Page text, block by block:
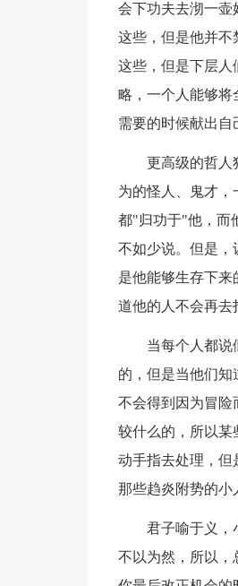
会下功夫去沏一壶
这些，但是他并不
这些，但是下层人
略，一个人能够将
需要的时候献出自
更高级的哲人独
为的怪人、鬼才
都"归功于"他，而
不如少说。但是，
是他能够生存下
道他的人不会再去
当每个人都说假
的，但是当他们
不会得到因为冒险
较什么的，所以某
动手指去处理，但
那些趋炎附势的小
君子喻于义，小
不以为然，所以，